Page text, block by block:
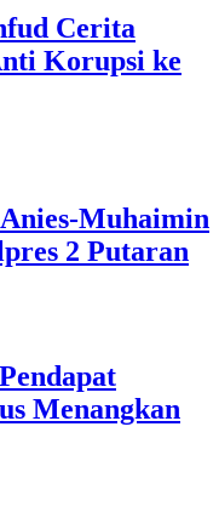
Cerita
Korupsi ke
Muhaimin
2 Putaran
Menangkan